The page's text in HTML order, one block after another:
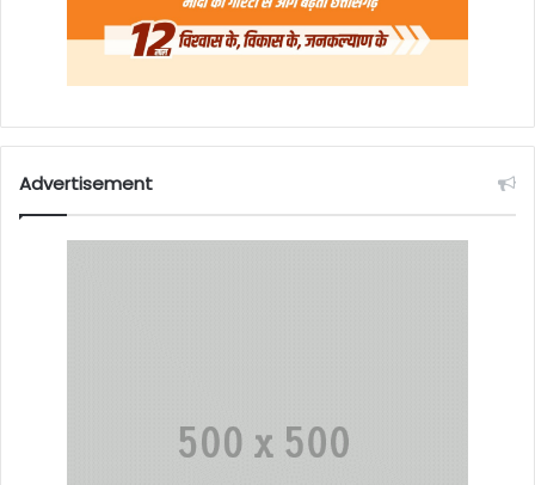
Advertisement